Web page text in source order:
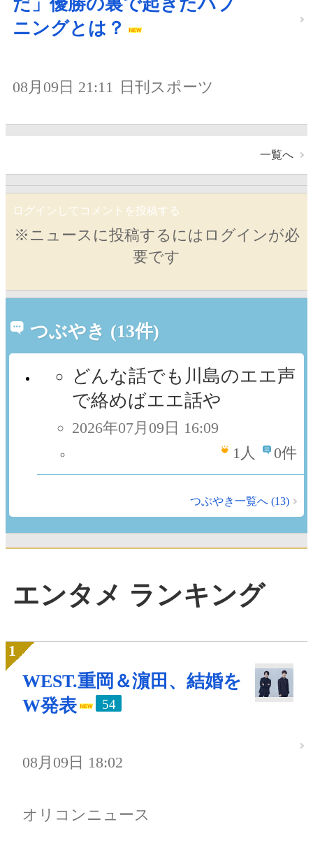
ニングとは？
08月09日 21:11 日刊スポーツ
一覧へ
ログインしてコメントを投稿する
※ニュースに投稿するにはログインが必
要です
つぶやき (13件)
どんな話でも川島のエエ声
で絡めばエエ話や
2026年07月09日 16:09
1人 0件
つぶやき一覧へ (13)
エンタメ ランキング
WEST.重岡＆濵田、結婚を
W発表
54
08月09日 18:02
オリコンニュース